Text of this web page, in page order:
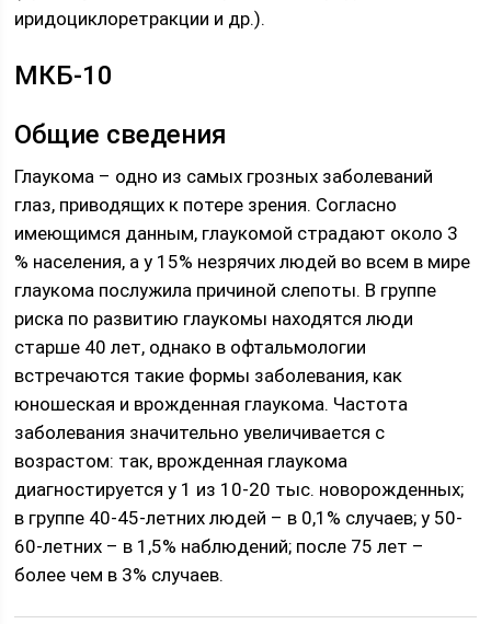
иридоциклоретракции и др.).
МКБ-10
Общие сведения
Глаукома – одно из самых грозных заболеваний
глаз, приводящих к потере зрения. Согласно
имеющимся данным, глаукомой страдают около 3
% населения, а у 15% незрячих людей во всем в мире
глаукома послужила причиной слепоты. В группе
риска по развитию глаукомы находятся люди
старше 40 лет, однако в офтальмологии
встречаются такие формы заболевания, как
юношеская и врожденная глаукома. Частота
заболевания значительно увеличивается с
возрастом: так, врожденная глаукома
диагностируется у 1 из 10-20 тыс. новорожденных;
в группе 40-45-летних людей – в 0,1% случаев; у 50-
60-летних – в 1,5% наблюдений; после 75 лет –
более чем в 3% случаев.